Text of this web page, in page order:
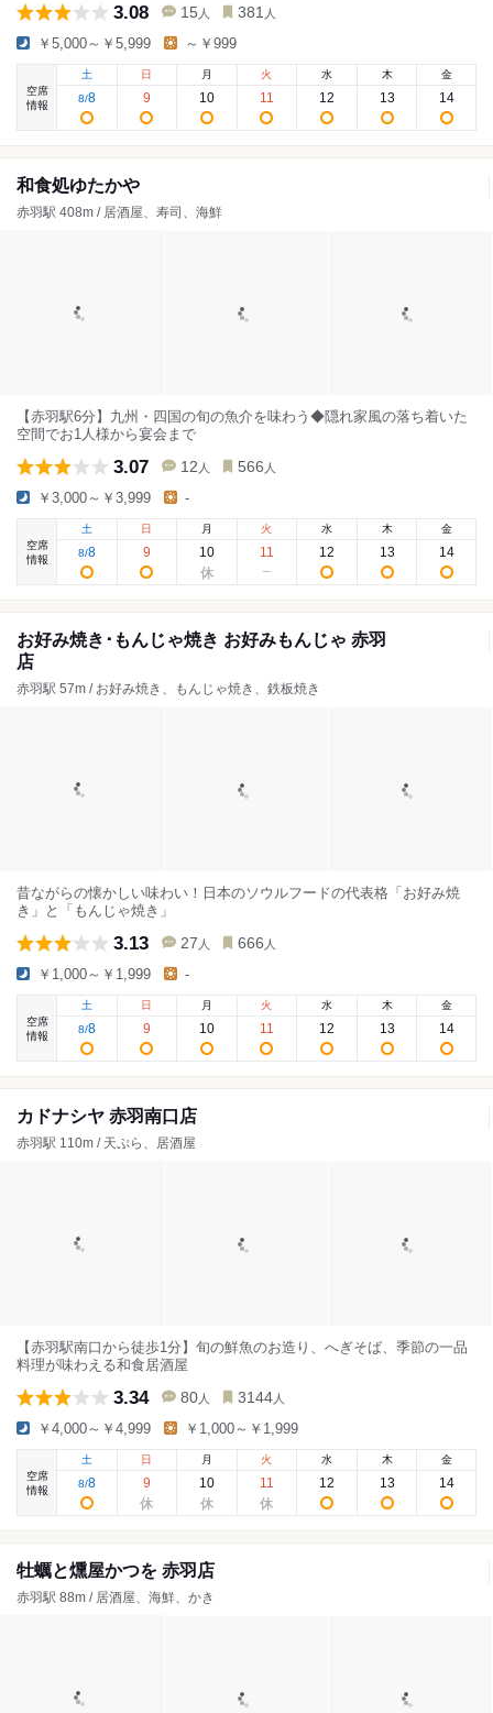
3.08 15 人 381 人
￥5,000～￥5,999 ～￥999
空席
情報
土
8/8
日
9
月
10
火
11
水
12
木
13
金
14
和食処ゆたかや
赤羽駅 408m / 居酒屋、寿司、海鮮
【赤羽駅6分】九州・四国の旬の魚介を味わう◆隠れ家風の落ち着いた
空間でお1人様から宴会まで
3.07 12 人 566 人
￥3,000～￥3,999 -
空席
情報
土
8/8
日
9
月
10
火
11
水
12
木
13
金
14
お好み焼き･もんじゃ焼き お好みもんじゃ 赤羽
店
赤羽駅 57m / お好み焼き、もんじゃ焼き、鉄板焼き
昔ながらの懐かしい味わい！日本のソウルフードの代表格「お好み焼
き」と「もんじゃ焼き」
3.13 27 人 666 人
￥1,000～￥1,999 -
空席
情報
土
8/8
日
9
月
10
火
11
水
12
木
13
金
14
カドナシヤ 赤羽南口店
赤羽駅 110m / 天ぷら、居酒屋
【赤羽駅南口から徒歩1分】旬の鮮魚のお造り、へぎそば、季節の一品
料理が味わえる和食居酒屋
3.34 80 人 3144 人
￥4,000～￥4,999 ￥1,000～￥1,999
空席
情報
土
8/8
日
9
月
10
火
11
水
12
木
13
金
14
牡蠣と燻屋かつを 赤羽店
赤羽駅 88m / 居酒屋、海鮮、かき